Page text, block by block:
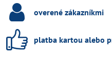
overené zákazníkmi
platba kartou alebo